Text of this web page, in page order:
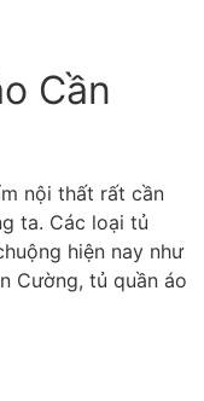
Cần
nội thất rất cần
ta. Các loại tủ
hiện nay như
Cường, tủ quần áo